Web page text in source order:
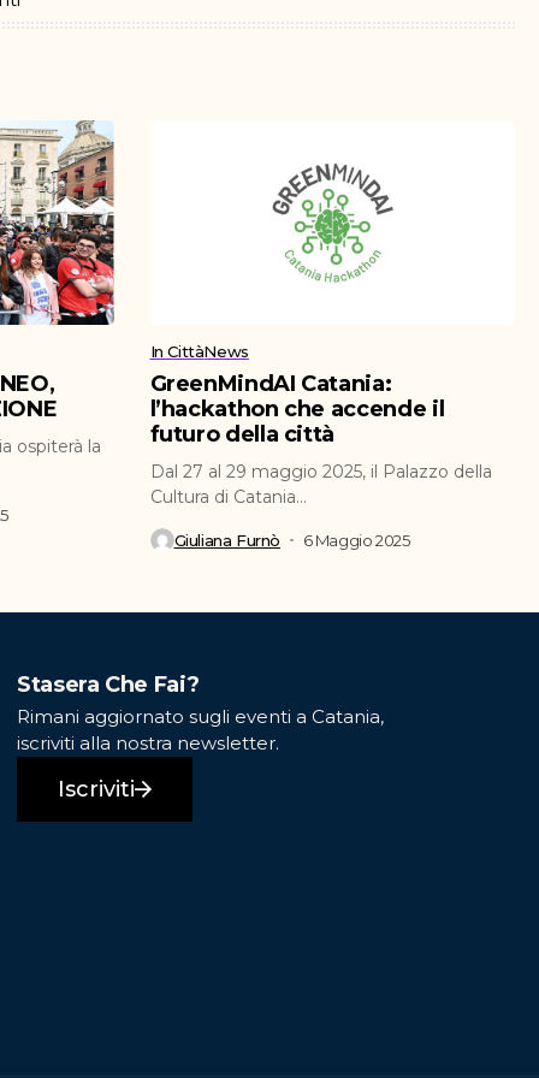
ospiterà la
In CittàNews
GreenMindAI Catania:
l’hackathon che accende il
futuro della città
Dal 27 al 29 maggio 2025, il Palazzo della
Cultura di Catania...
Giuliana Furnò 6 Maggio 2025
Stasera Che Fai?
Rimani aggiornato sugli eventi a Catania,
iscriviti alla nostra newsletter.
Iscriviti